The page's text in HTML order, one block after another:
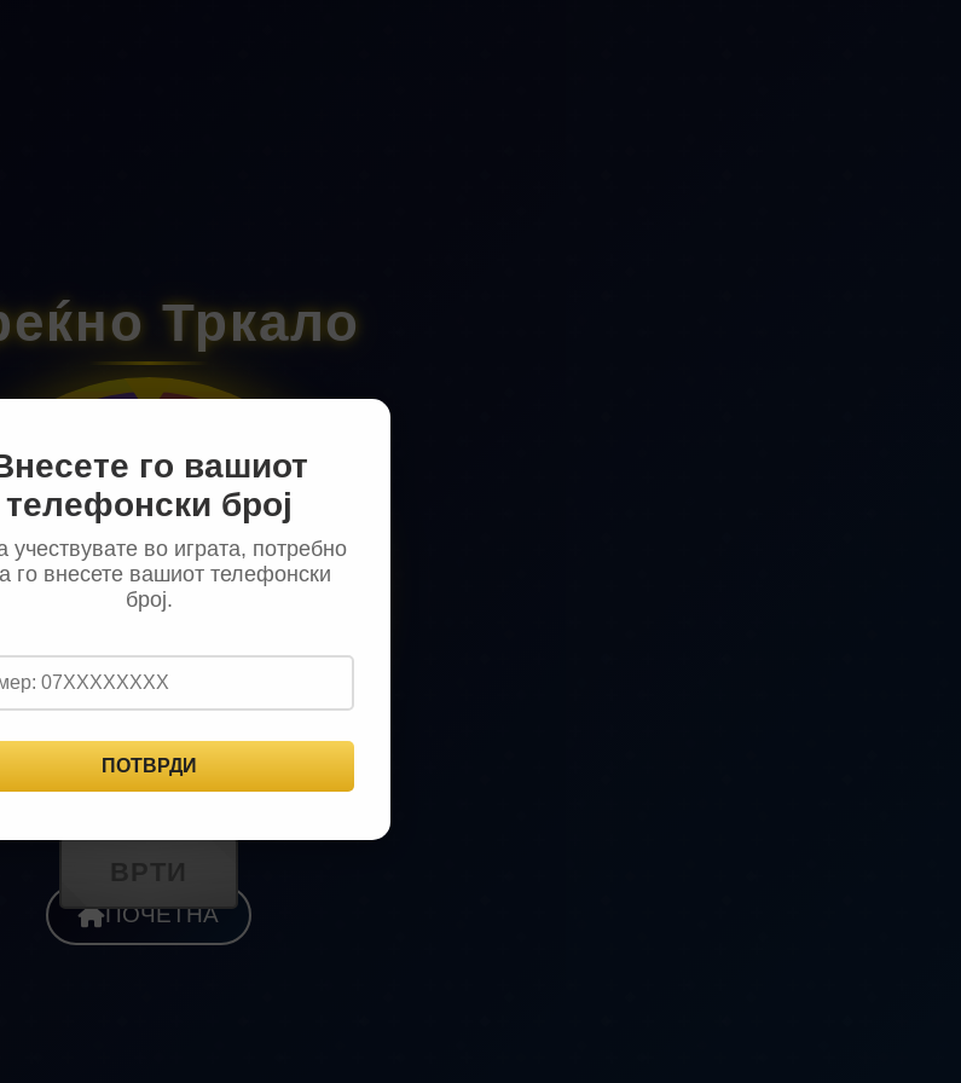
Тркало
0 МКД
10 МКД
20 МКД
30 МКД
100 МКД
ВРТИ
ПОЧЕТНА
го вашиот
телефонски број
учествувате во играта, потребно
го внесете вашиот телефонски
број.
ПОТВРДИ